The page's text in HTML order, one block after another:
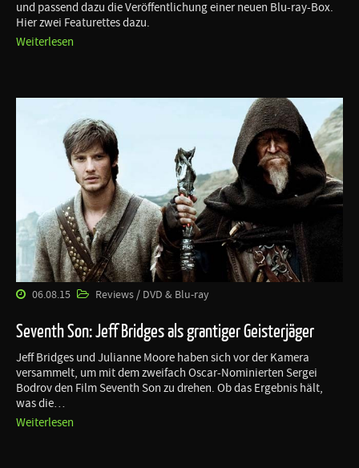
und passend dazu die Veröffentlichung einer neuen Blu-ray-Box.
Hier zwei Featurettes dazu.
Weiterlesen
06.08.15 Reviews / DVD & Blu-ray
Seventh Son: Jeff Bridges als grantiger Geisterjäger
Jeff Bridges und Julianne Moore haben sich vor der Kamera
versammelt, um mit dem zweifach Oscar-Nominierten Sergei
Bodrov den Film Seventh Son zu drehen. Ob das Ergebnis hält,
was die…
Weiterlesen